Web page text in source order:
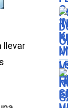
llevar